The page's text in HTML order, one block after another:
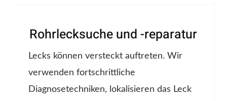
Rohrlecksuche und -reparatur
Lecks können versteckt auftreten. Wir
verwenden fortschrittliche
Diagnosetechniken, lokalisieren das Leck